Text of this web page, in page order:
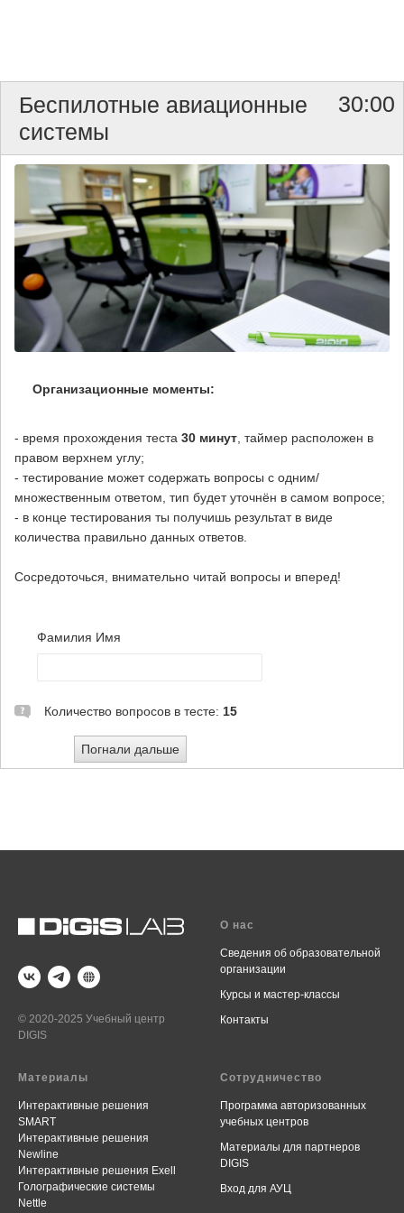
© 2020-2025 Учебный центр
DIGIS
О нас
Сведения об образовательной
организации
Курсы и мастер-классы
Контакты
Материалы
Интерактивные решения
SMART
Интерактивные решения
Newline
Интерактивные решения Exell
Голографические системы
Nettle
Сотрудничество
Программа авторизованных
учебных центров
Материалы для партнеров
DIGIS
Вход для АУЦ